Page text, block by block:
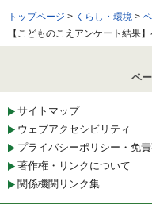
トップページ > くらし・環境 >
【こどものこえアンケート結果
ペ
サイトマップ
ウェブアクセシビリティ
プライバシーポリシー・免
著作権・リンクについて
関係機関リンク集